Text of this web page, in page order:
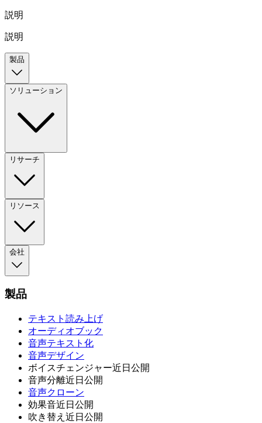
説明
説明
製品
ソリューション
リサーチ
リソース
会社
製品
テキスト読み上げ
オーディオブック
音声テキスト化
音声デザイン
ボイスチェンジャー近日公開
音声分離近日公開
音声クローン
効果音近日公開
吹き替え 近日公開